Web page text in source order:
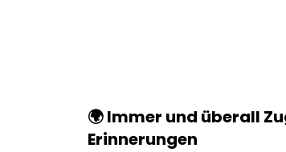
🌍 Immer und überall
Erinnerungen